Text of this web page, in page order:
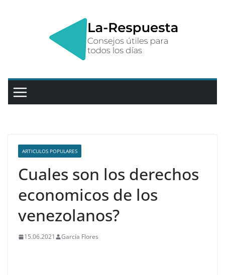
ARTICULOS POPULARES
Cuales son los derechos
economicos de los
venezolanos?
15.06.2021 García Flores